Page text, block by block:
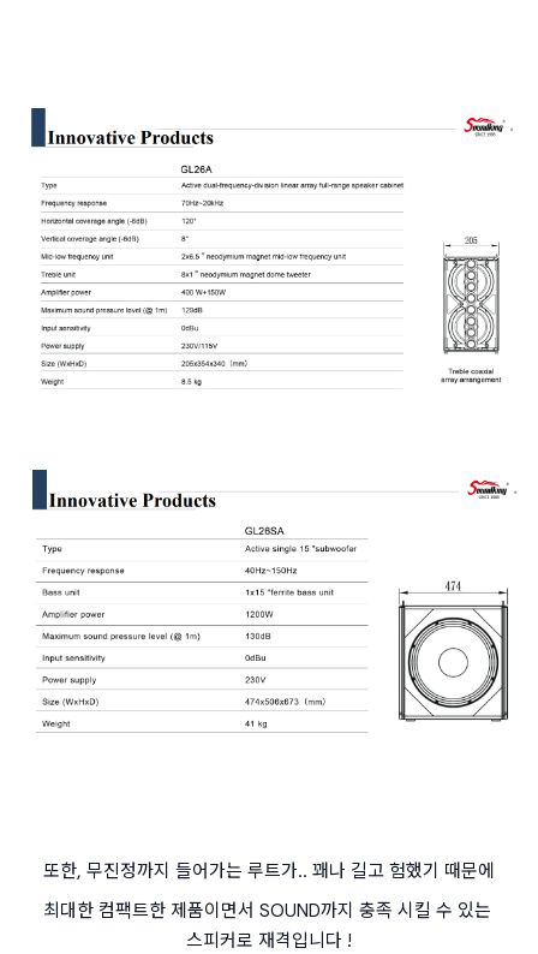
또한, 무진정까지 들어가는 루트가.. 꽤나 길고 험했기 때문에
최대한 컴팩트한 제품이면서 SOUND까지 충족 시킬 수 있는
스피커로 재격입니다 !